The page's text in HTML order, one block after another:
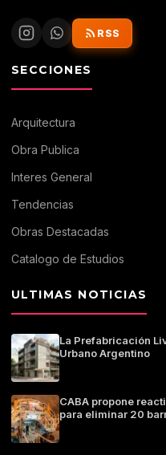
RSS
SECCIONES
Arquitectura
Obra Publica
Interes General
Tendencias
Obras Destacadas
Catalogo de Estudios
ULTIMAS NOTICIAS
La Prefabricación
Urbano Argentino
CABA propone
para eliminar 20